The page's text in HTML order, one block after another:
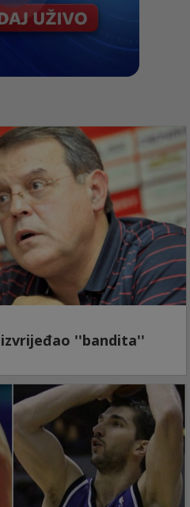
''bandita''